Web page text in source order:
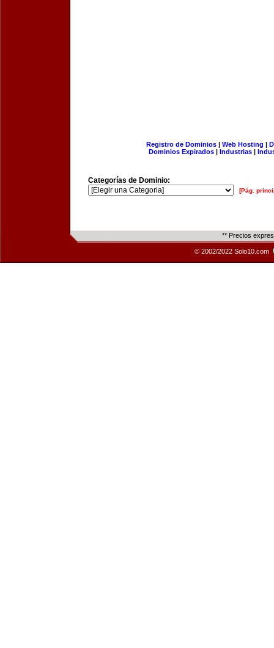
Registro de Dominios| Web Hosting |
Dominios Expirados | Industrias |
Categorías de Dominio:
[Pág.
** Precios
© 2002/2022 Solo10.com